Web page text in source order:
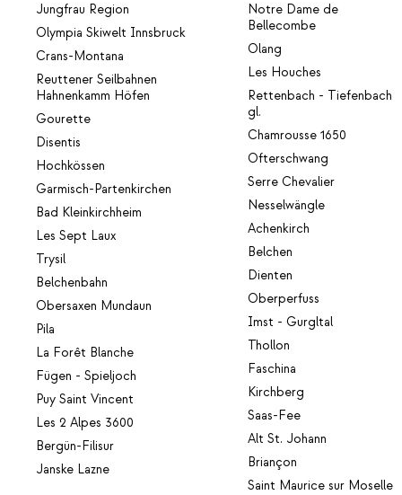
Jungfrau Region
Olympia Skiwelt Innsbruck
Crans-Montana
Reuttener Seilbahnen
Hahnenkamm Höfen
Gourette
Disentis
Hochkössen
Garmisch-Partenkirchen
Bad Kleinkirchheim
Les Sept Laux
Trysil
Belchenbahn
Obersaxen Mundaun
Pila
La Forêt Blanche
Fügen - Spieljoch
Puy Saint Vincent
Les 2 Alpes 3600
Bergün-Filisur
Janske Lazne
Notre Dame de
Bellecombe
Olang
Les Houches
Rettenbach - Tiefenbach
gl.
Chamrousse 1650
Ofterschwang
Serre Chevalier
Nesselwängle
Achenkirch
Belchen
Dienten
Oberperfuss
Imst - Gurgltal
Thollon
Faschina
Kirchberg
Saas-Fee
Alt St. Johann
Briançon
Saint Maurice sur Moselle